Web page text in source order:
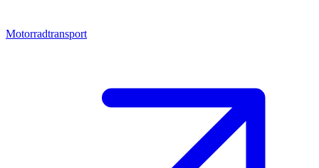
Motorradtransport